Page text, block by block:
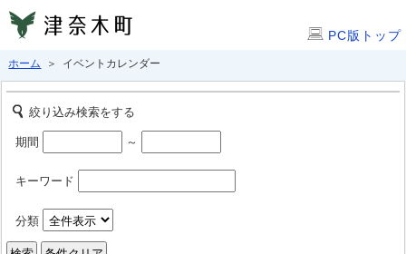
PC版トップ
ホーム ＞ イベントカレンダー
絞り込み検索をする
期間 ～
キーワード
分類